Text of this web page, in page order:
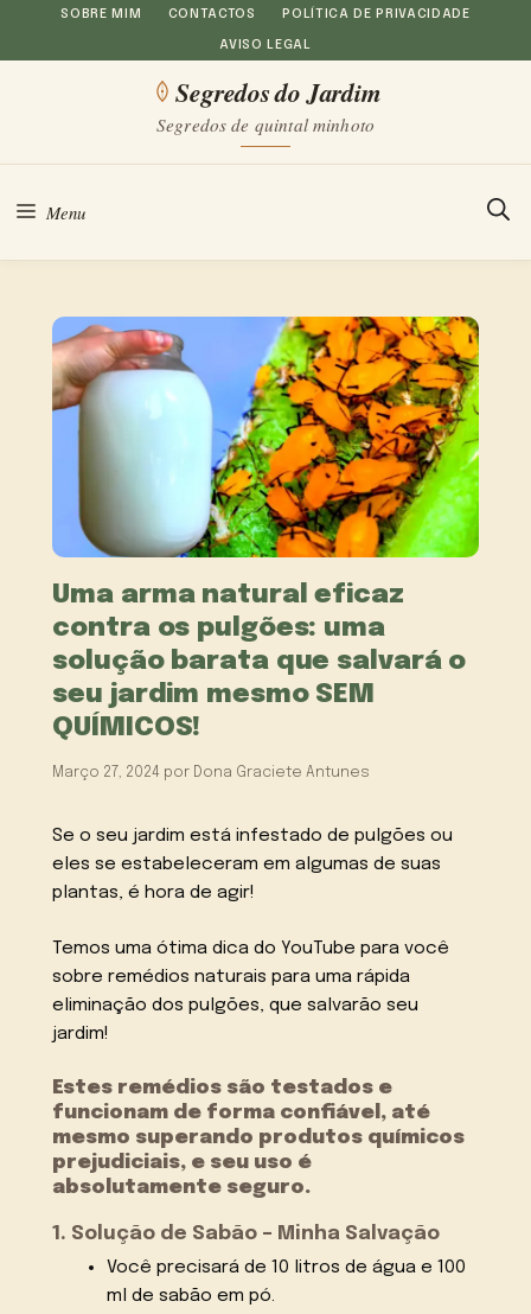
Saltar
para
SOBRE MIM CONTACTOS POLÍTICA DE PRIVACIDADE
AVISO LEGAL
Segredos do Jardim
Segredos de quintal minhoto
Menu
Uma arma natural eficaz
contra os pulgões: uma
solução barata que salvará o
seu jardim mesmo SEM
QUÍMICOS!
Março 27, 2024 por Dona Graciete Antunes
Se o seu jardim está infestado de pulgões ou
eles se estabeleceram em algumas de suas
plantas, é hora de agir!
Temos uma ótima dica do YouTube para você
sobre remédios naturais para uma rápida
eliminação dos pulgões, que salvarão seu
jardim!
Estes remédios são testados e
funcionam de forma confiável, até
mesmo superando produtos químicos
prejudiciais, e seu uso é
absolutamente seguro.
1. Solução de Sabão – Minha Salvação
Você precisará de 10 litros de água e 100
ml de sabão em pó.